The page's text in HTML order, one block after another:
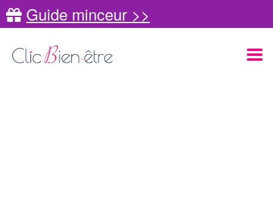
Guide minceur >>